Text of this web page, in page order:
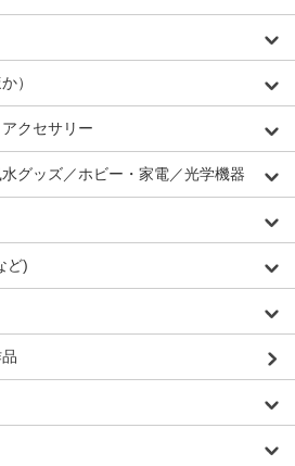
）
クセサリー
グッズ／ホビー・家電／光学機器
ど)